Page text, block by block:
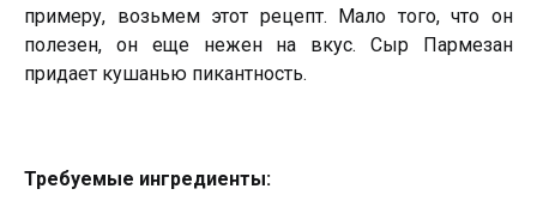
примеру, возьмем этот рецепт. Мало того, что он
полезен, он еще нежен на вкус. Сыр Пармезан
придает кушанью пикантность.
Требуемые ингредиенты: